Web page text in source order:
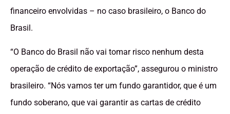
financeiro envolvidas – no caso brasileiro, o Banco do
Brasil.
“O Banco do Brasil não vai tomar risco nenhum desta
operação de crédito de exportação”, assegurou o ministro
brasileiro. “Nós vamos ter um fundo garantidor, que é um
fundo soberano, que vai garantir as cartas de crédito